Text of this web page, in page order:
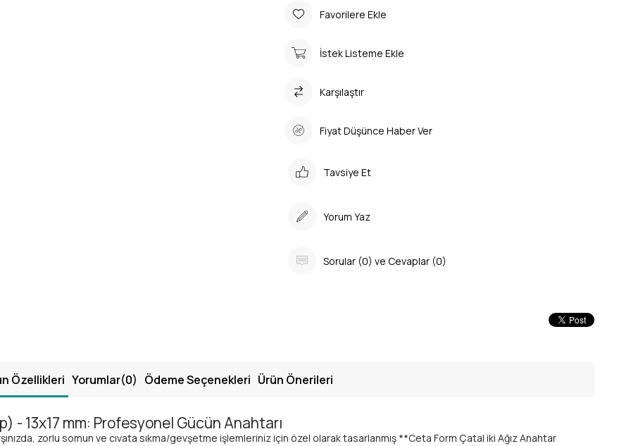
Favorilere Ekle
İstek Listeme Ekle
Karşılaştır
Fiyat Düşünce Haber Ver
Tavsiye Et
Yorum Yaz
Sorular (0) ve Cevaplar (0)
Özellikleri Yorumlar(0) Ödeme Seçenekleri Ürün Önerileri
- 13x17 mm: Profesyonel Gücün Anahtarı
zorlu somun ve cıvata sıkma/gevşetme işlemleriniz için özel olarak tasarlanmış **Ceta Form Çatal iki Ağız Anahtar